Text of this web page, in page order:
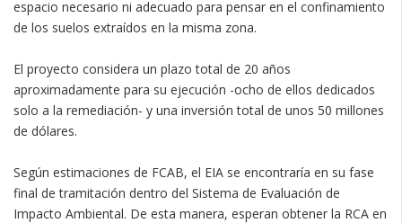
espacio necesario ni adecuado para pensar en el confinamiento
de los suelos extraídos en la misma zona.
El proyecto considera un plazo total de 20 años
aproximadamente para su ejecución -ocho de ellos dedicados
solo a la remediación- y una inversión total de unos 50 millones
de dólares.
Según estimaciones de FCAB, el EIA se encontraría en su fase
final de tramitación dentro del Sistema de Evaluación de
Impacto Ambiental. De esta manera, esperan obtener la RCA en